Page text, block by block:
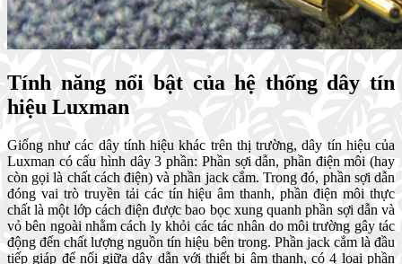
Tính năng nổi bật của hệ thống dây tín
hiệu Luxman
Giống như các dây tính hiệu khác trên thị trường, dây tín hiệu của
Luxman có cấu hình dây 3 phần: Phần sợi dẫn, phần điện môi (hay
còn gọi là chất cách điện) và phần jack cắm. Trong đó, phần sợi dẫn
đóng vai trò truyền tải các tín hiệu âm thanh, phần điện môi thực
chất là một lớp cách điện được bao bọc xung quanh phần sợi dẫn và
vỏ bên ngoài nhằm cách ly khỏi các tác nhân do môi trường gây tác
động đến chất lượng nguồn tín hiệu bên trong. Phần jack cắm là đầu
tiếp giáp để nối giữa dây dẫn với thiết bị âm thanh, có 4 loại phần